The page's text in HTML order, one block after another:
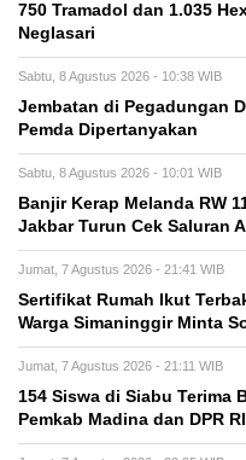
750 Tramadol dan 1.035
Neglasari
Sabtu, 8 Agustus 2026 - 10:38 WIB
Jembatan di Pegadungan
Pemda Dipertanyakan
Sabtu, 8 Agustus 2026 - 10:01 WIB
Banjir Kerap Melanda RW
Jakbar Turun Cek Saluran
Jumat, 7 Agustus 2026 - 21:41 WIB
Sertifikat Rumah Ikut
Warga Simaninggir Minta
Jumat, 7 Agustus 2026 - 21:11 WIB
154 Siswa di Siabu Terima
Pemkab Madina dan DPR